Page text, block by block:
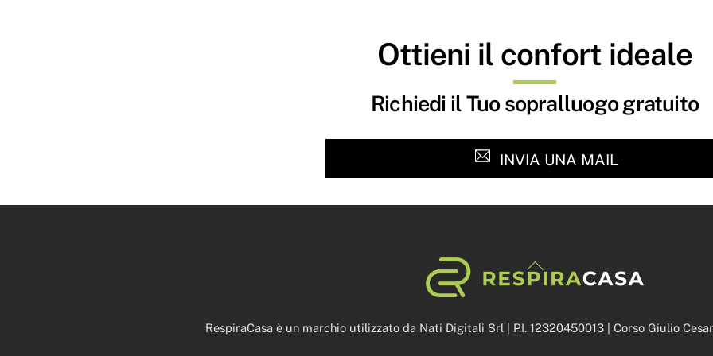
Ottieni il confort ideale
Richiedi il Tuo sopralluogo gratuito
INVIA UNA MAIL
Back
To
RespiraCasa è un marchio utilizzato da Nati Digitali Srl | P.I. 12320450013 | Corso Giulio